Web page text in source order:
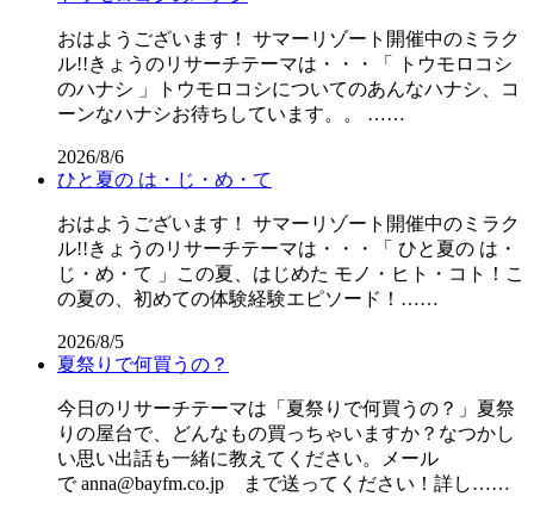
おはようございます！ サマーリゾート開催中のミラク
ル!!きょうのリサーチテーマは・・・「 トウモロコシ
のハナシ 」トウモロコシについてのあんなハナシ、コ
ーンなハナシお待ちしています。。 ……
2026/8/6
ひと夏の は・じ・め・て
おはようございます！ サマーリゾート開催中のミラク
ル!!きょうのリサーチテーマは・・・「 ひと夏の は・
じ・め・て 」この夏、はじめた モノ・ヒト・コト！こ
の夏の、初めての体験経験エピソード！……
2026/8/5
夏祭りで何買うの？
今日のリサーチテーマは「夏祭りで何買うの？」夏祭
りの屋台で、どんなもの買っちゃいますか？なつかし
い思い出話も一緒に教えてください。メール
で anna@bayfm.co.jp まで送ってください！詳し……